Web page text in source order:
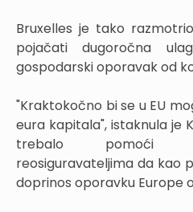
Bruxelles je tako
pojačati dugoročna
gospodarski oporavak od
"Kraktokočno bi se u EU
eura kapitala", istaknula je
trebalo pomoći
reosiguravateljima da kao
doprinos oporavku Europe